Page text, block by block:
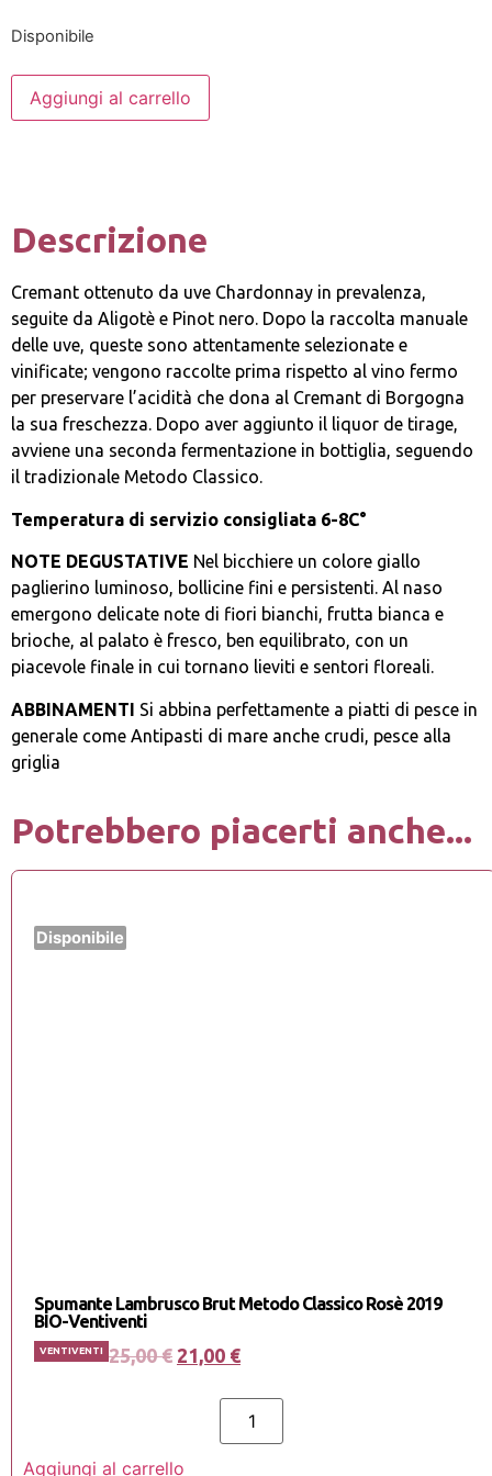
Disponibile
Aggiungi al carrello
Descrizione
Cremant ottenuto da uve Chardonnay in prevalenza,
seguite da Aligotè e Pinot nero. Dopo la raccolta manuale
delle uve, queste sono attentamente selezionate e
vinificate; vengono raccolte prima rispetto al vino fermo
per preservare l’acidità che dona al Cremant di Borgogna
la sua freschezza. Dopo aver aggiunto il liquor de tirage,
avviene una seconda fermentazione in bottiglia, seguendo
il tradizionale Metodo Classico.
Temperatura di servizio consigliata 6-8C°
NOTE DEGUSTATIVE Nel bicchiere un colore giallo
paglierino luminoso, bollicine fini e persistenti. Al naso
emergono delicate note di fiori bianchi, frutta bianca e
brioche, al palato è fresco, ben equilibrato, con un
piacevole finale in cui tornano lieviti e sentori floreali.
ABBINAMENTI Si abbina perfettamente a piatti di pesce in
generale come Antipasti di mare anche crudi, pesce alla
griglia
Potrebbero piacerti anche...
Disponibile
Spumante Lambrusco Brut Metodo Classico Rosè 2019
BIO-Ventiventi
VENTIVENTI 25,00€ 21,00 €
Aggiungi al carrello